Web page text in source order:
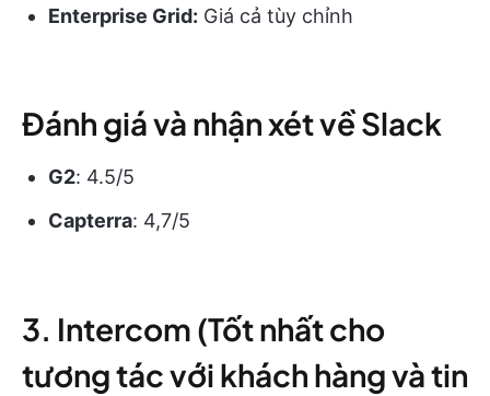
Enterprise Grid: Giá cả tùy chỉnh
Đánh giá và nhận xét về Slack
G2: 4.5/5
Capterra: 4,7/5
3. Intercom (Tốt nhất cho
tương tác với khách hàng và tin